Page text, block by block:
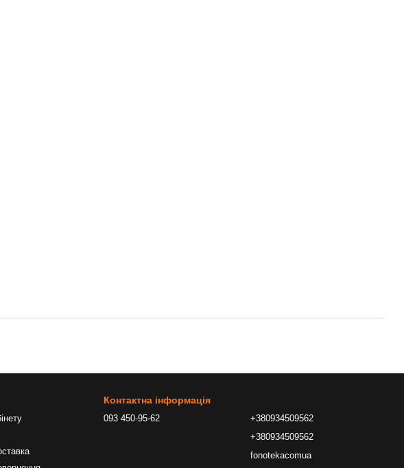
Контактна інформація
093 450-95-62
+380934509562
+380934509562
fonotekacomua